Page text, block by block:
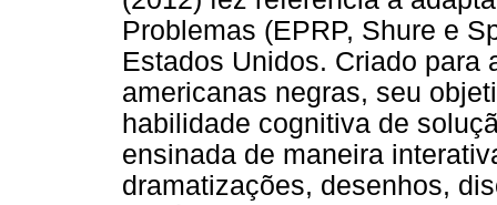
Problemas (EPRP, Shure e
Estados Unidos. Criado para
americanas negras, seu
habilidade cognitiva de
ensinada de maneira
dramatizações, desenhos,